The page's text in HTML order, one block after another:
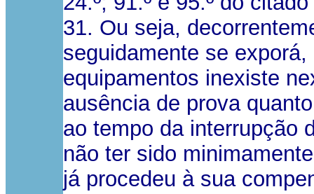
31. Ou seja,
seguidamente se
equipamentos inexiste
ausência de prova
ao tempo da interrupção
não ter sido
já procedeu à sua